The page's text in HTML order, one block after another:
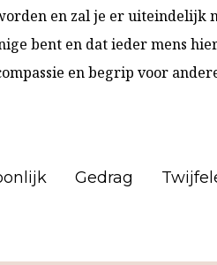
en zal je er uiteindelijk
bent en dat ieder mens
en begrip voor
Gedrag